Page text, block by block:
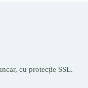
cu protecție SSL.